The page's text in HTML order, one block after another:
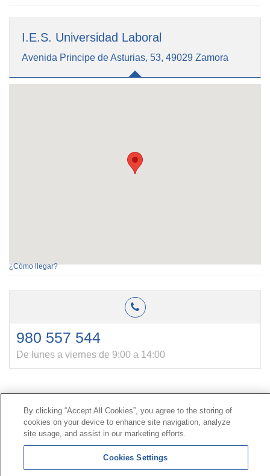
I.E.S. Universidad Laboral
Avenida Principe de Asturias, 53, 49029 Zamora
¿Cómo llegar?
980 557 544
De lunes a viernes de 9:00 a 14:00
Contacto|Perfil del contratante|Reclamaciones
Línea Universal 900 203 203|Zona Privada Comisión de
Prestaciones Especiales|Zona Privada Proveedor
By clicking “Accept All Cookies”, you agree to the storing of
cookies on your device to enhance site navigation, analyze
site usage, and assist in our marketing efforts.
Cookies Settings